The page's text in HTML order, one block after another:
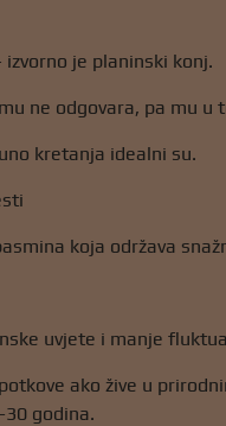
je planinski konj.
ne odgovara, pa mu
kretanja idealni su.
koja održava
uvjete i manje
ako žive u
godina.